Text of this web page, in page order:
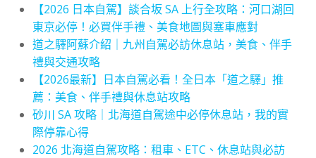
【2026 日本自駕】談合坂 SA 上行全攻略：河口湖回
東京必停！必買伴手禮、美食地圖與塞車應對
道之驛阿蘇介紹｜九州自駕必訪休息站，美食、伴手
禮與交通攻略
【2026最新】日本自駕必看！全日本「道之驛」推
薦：美食、伴手禮與休息站攻略
砂川 SA 攻略｜北海道自駕途中必停休息站，我的實
際停靠心得
2026 北海道自駕攻略：租車、ETC、休息站與必訪